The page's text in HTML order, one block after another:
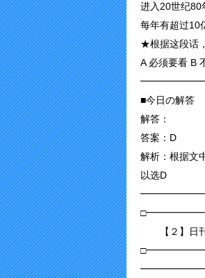
进入20世纪80
每年有超过10
★根据这段话
A 必须要看 B
■今日の解答
解答：
答案：D
解析：根据文
以选D
【２】日刊